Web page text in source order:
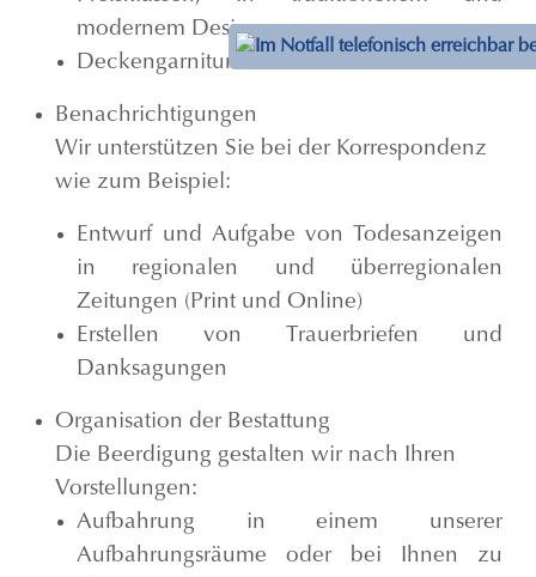
modernem Design
Deckengarnituren und Sterbewäsche
Benachrichtigungen
Wir unterstützen Sie bei der Korrespondenz
wie zum Beispiel:
Entwurf und Aufgabe von Todesanzeigen
in regionalen und überregionalen
Zeitungen (Print und Online)
Erstellen von Trauerbriefen und
Danksagungen
Organisation der Bestattung
Die Beerdigung gestalten wir nach Ihren
Vorstellungen:
Aufbahrung in einem unserer
Aufbahrungsräume oder bei Ihnen zu